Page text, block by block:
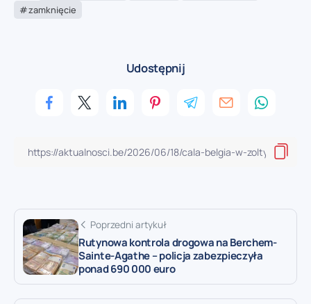
zamknięcie
Udostępnij
Poprzedni artykuł
Rutynowa kontrola drogowa na Berchem-
Sainte-Agathe – policja zabezpieczyła
ponad 690 000 euro